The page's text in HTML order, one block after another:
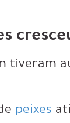
tiveram
peixes